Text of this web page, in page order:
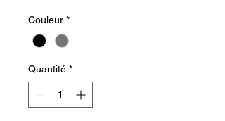
Couleur *
Quantité *